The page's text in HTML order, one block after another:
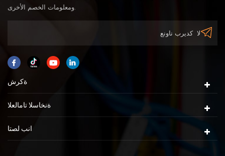
ومعلومات الخصم الأخرى.
ةكرش
ةنخاسلا تامالعلا
انب لصتا